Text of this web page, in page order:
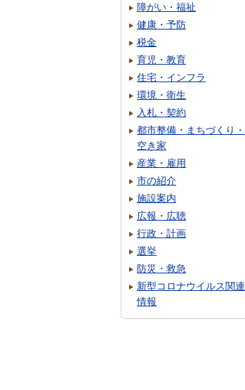
障がい・福祉
健康・予防
税金
育児・教育
住宅・インフラ
環境・衛生
入札・契約
都市整備・まちづくり・
空き家
産業・雇用
市の紹介
施設案内
広報・広聴
行政・計画
選挙
防災・救急
新型コロナウイルス関連
情報